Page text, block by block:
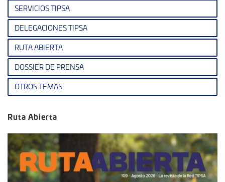
SERVICIOS TIPSA
DELEGACIONES TIPSA
RUTA ABIERTA
DOSSIER DE PRENSA
OTROS TEMAS
Ruta Abierta